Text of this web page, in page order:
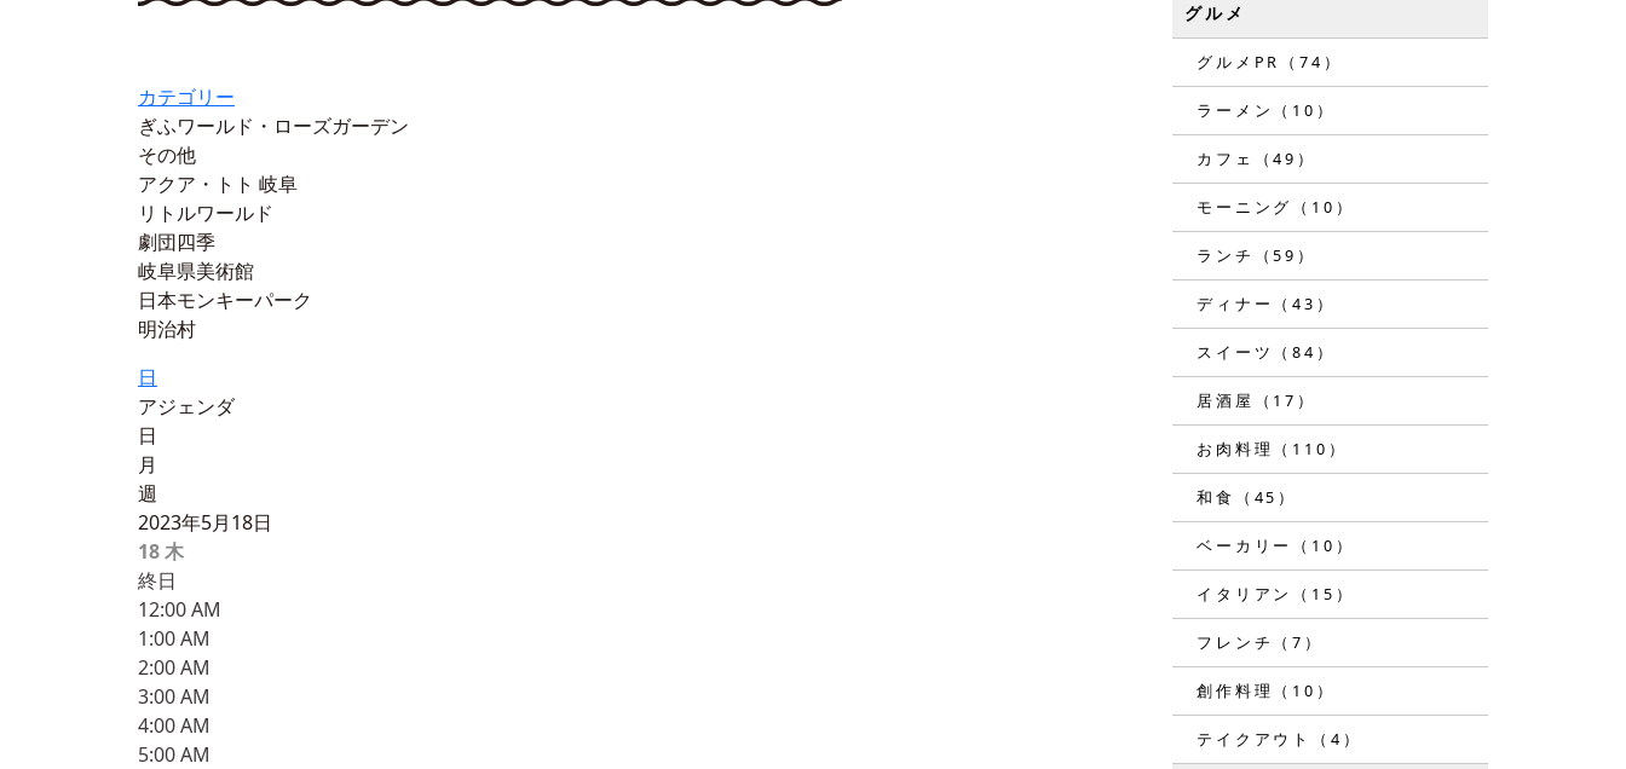
カテゴリー
ぎふワールド・ローズガーデン
その他
アクア・トト 岐阜
リトルワールド
劇団四季
岐阜県美術館
日本モンキーパーク
明治村
日
アジェンダ
日
月
週
2023年5月18日
18木
終日
12:00 AM
1:00 AM
2:00 AM
3:00 AM
4:00 AM
5:00 AM
グルメ
グルメPR（74）
ラーメン（10）
カフェ（49）
モーニング（10）
ランチ（59）
ディナー（43）
スイーツ（84）
居酒屋（17）
お肉料理（110）
和食（45）
ベーカリー（10）
イタリアン（15）
フレンチ（7）
創作料理（10）
テイクアウト（4）